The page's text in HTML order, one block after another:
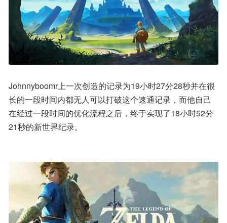
Johnnyboomr上一次创造的记录为19小时27分28秒并在很
长的一段时间内都无人可以打破这个速通记录，而他自己
在经过一段时间的优化流程之后，终于实现了18小时52分
21秒的新世界纪录。